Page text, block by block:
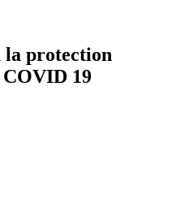
protection
COVID 19